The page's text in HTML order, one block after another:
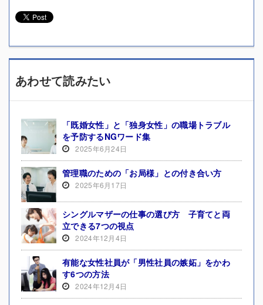
あわせて読みたい
「既婚女性」と「独身女性」の職場トラブル
を予防するNGワード集
2025年6月24日
管理職のための「お局様」との付き合い方
2025年6月17日
シングルマザーの仕事の選び方 子育てと両
立できる7つの視点
2024年12月4日
有能な女性社員が「男性社員の嫉妬」をかわ
す6つの方法
2024年12月4日